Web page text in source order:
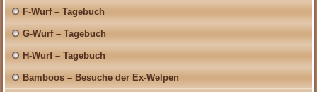
F-Wurf – Tagebuch
G-Wurf – Tagebuch
H-Wurf – Tagebuch
Bamboos – Besuche der Ex-Welpen